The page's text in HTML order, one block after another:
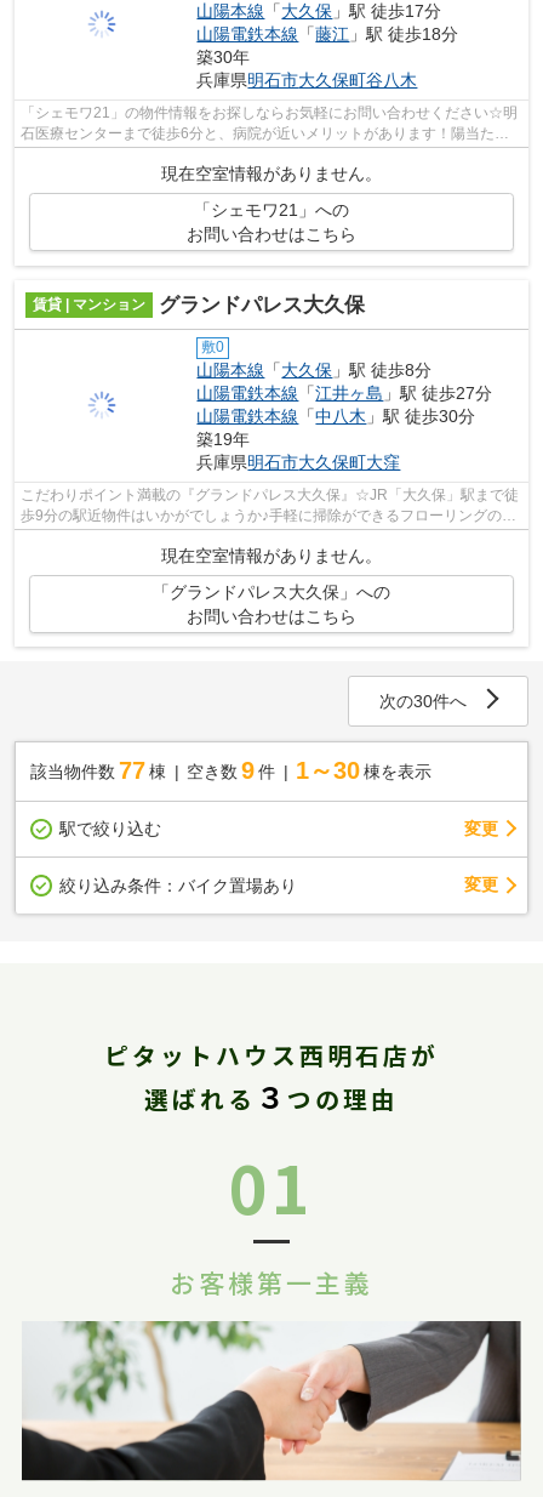
山陽本線 「大久保 」駅 徒歩17分
山陽電鉄本線 「藤江 」駅 徒歩18分
築30年
兵庫県明石市大久保町谷八木
「シェモワ21」の物件情報をお探しならお気軽にお問い合わせください☆明
石医療センターまで徒歩6分と、病院が近いメリットがあります！陽当たり
現在空室情報がありません。
「シェモワ21」への
お問い合わせはこちら
賃貸 | マンション グランドパレス大久保
敷0
山陽本線 「大久保 」駅 徒歩8分
山陽電鉄本線 「江井ヶ島 」駅 徒歩27分
山陽電鉄本線 「中八木 」駅 徒歩30分
築19年
兵庫県明石市大久保町大窪
こだわりポイント満載の『グランドパレス大久保』☆JR「大久保」駅まで徒
歩9分の駅近物件はいかがでしょうか♪手軽に掃除ができるフローリングの賃
貸物件です♪山陽本線「大久保」駅近く...
現在空室情報がありません。
「グランドパレス大久保」への
お問い合わせはこちら
次の30件へ
該当物件数 77棟 空き数 9 件 1～30 棟を表示
駅で絞り込む 変更
絞り込み条件： バイク置場あり 変更
ピタットハウス西明石店が
選ばれる ３ つの理由
01
お客様第一主義